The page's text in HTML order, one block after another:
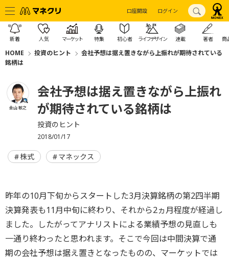
口座開設 ログイン
新着 人気 マーケット 特集 初心者 ライフデザイン 連載 著者 商
HOME 投資のヒント
会社予想は据え置きながら上振れが期待されている
銘柄は
金山 敏之
会社予想は据え置きながら上振れ
が期待されている銘柄は
投資のヒント
2018/01/17
株式 マネックス
昨年の10月下旬からスタートした3月決算銘柄の第2四半期
決算発表も11月中旬に終わり、それから2ヵ月程度が経過し
ました。したがってアナリストによる業績予想の見直しも
一通り終わったと思われます。そこで今回は中間決算で通
期の会社予想は据え置きとなったものの、マーケットでは